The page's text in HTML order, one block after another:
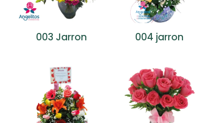
003 Jarron 004 jarron